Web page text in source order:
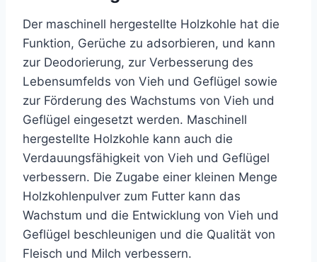
Der maschinell hergestellte Holzkohle hat die
Funktion, Gerüche zu adsorbieren, und kann
zur Deodorierung, zur Verbesserung des
Lebensumfelds von Vieh und Geflügel sowie
zur Förderung des Wachstums von Vieh und
Geflügel eingesetzt werden. Maschinell
hergestellte Holzkohle kann auch die
Verdauungsfähigkeit von Vieh und Geflügel
verbessern. Die Zugabe einer kleinen Menge
Holzkohlenpulver zum Futter kann das
Wachstum und die Entwicklung von Vieh und
Geflügel beschleunigen und die Qualität von
Fleisch und Milch verbessern.